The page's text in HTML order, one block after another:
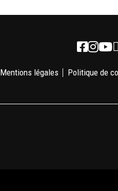
Mentions légales Politique de